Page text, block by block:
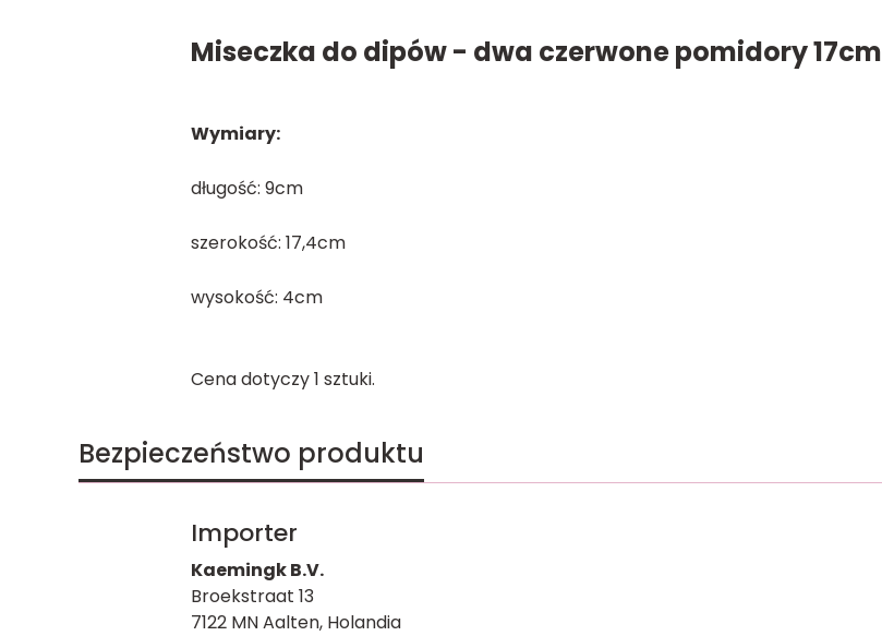
Miseczka do dipów - dwa czerwone pomidory 17cm
Wymiary:
długość: 9cm
szerokość: 17,4cm
wysokość: 4cm
Cena dotyczy 1 sztuki.
Bezpieczeństwo produktu
Importer
Kaemingk B.V.
Broekstraat 13
7122 MN Aalten, Holandia